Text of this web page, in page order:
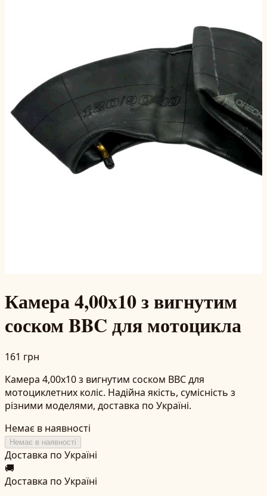
Камера 4,00x10 з вигнутим
соском BBC для мотоцикла
161 грн
Камера 4,00x10 з вигнутим соском BBC для
мотоциклетних коліс. Надійна якість, сумісність з
різними моделями, доставка по Україні.
Немає в наявності
Немає в наявності
Доставка по Україні
🚚
Доставка по Україні